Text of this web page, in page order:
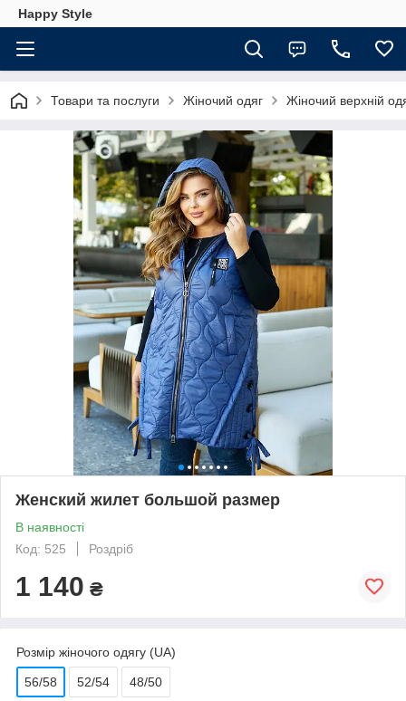
Happy Style
Товари та послуги Жіночий одяг Жіночий верхній
Женский жилет большой размер
В наявності
Код: 525
Роздріб
1 140 ₴
Розмір жіночого одягу (UA)
56/58 52/54 48/50